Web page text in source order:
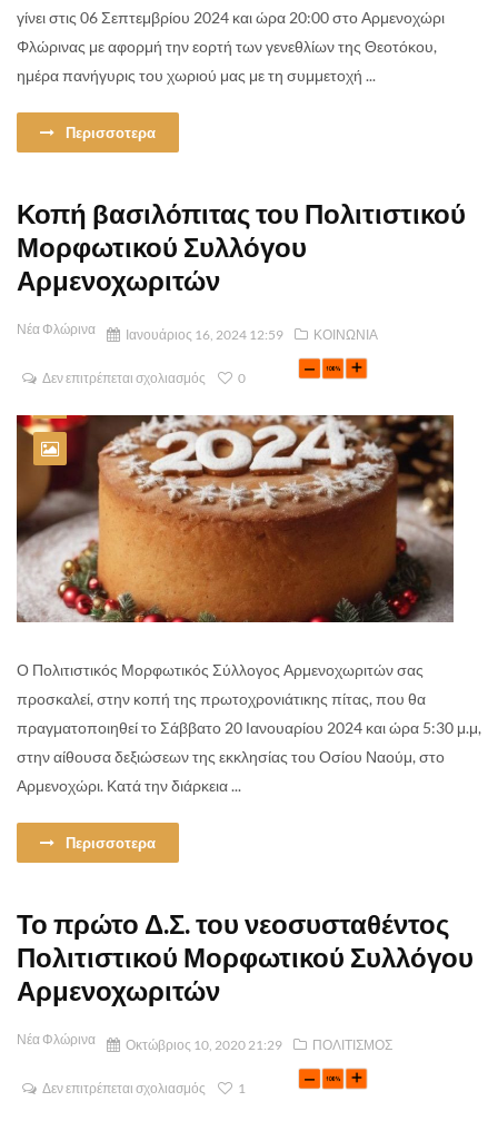
γίνει στις 06 Σεπτεμβρίου 2024 και ώρα 20:00 στο Αρμενοχώρι
Φλώρινας με αφορμή την εορτή των γενεθλίων της Θεοτόκου,
ημέρα πανήγυρις του χωριού μας με τη συμμετοχή ...
Περισσοτερα
Κοπή βασιλόπιτας του Πολιτιστικού
Μορφωτικού Συλλόγου
Αρμενοχωριτών
Νέα Φλώρινα Ιανουάριος 16, 2024 12:59 ΚΟΙΝΩΝΙΑ
Δεν επιτρέπεται σχολιασμός 0
Ο Πολιτιστικός Μορφωτικός Σύλλογος Αρμενοχωριτών σας
προσκαλεί, στην κοπή της πρωτοχρονιάτικης πίτας, που θα
πραγματοποιηθεί το Σάββατο 20 Ιανουαρίου 2024 και ώρα 5:30 μ.μ,
στην αίθουσα δεξιώσεων της εκκλησίας του Οσίου Ναούμ, στο
Αρμενοχώρι. Κατά την διάρκεια ...
Περισσοτερα
Το πρώτο Δ.Σ. του νεοσυσταθέντος
Πολιτιστικού Μορφωτικού Συλλόγου
Αρμενοχωριτών
Νέα Φλώρινα Οκτώβριος 10, 2020 21:29 ΠΟΛΙΤΙΣΜΟΣ
Δεν επιτρέπεται σχολιασμός 1